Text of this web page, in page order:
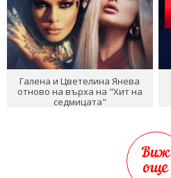
Галена и Цветелина Янева
отново на върха на "Хит на
седмицата"
Виж
още